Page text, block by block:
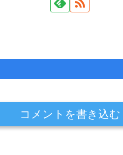
コメントを書き込む